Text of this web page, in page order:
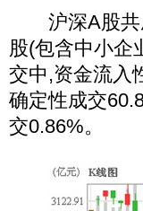
沪深A股共
股(包含中小企
交中,资金流入
确定性成交
交0.86%。